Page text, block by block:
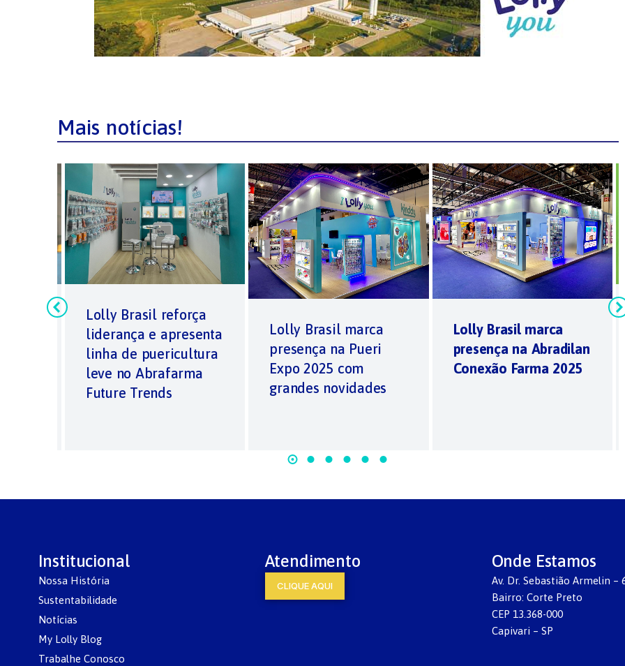
Mais notícias!
Lolly Brasil reforça
liderança e apresenta
linha de puericultura
leve no Abrafarma
Future Trends
Lolly Brasil marca
presença na Pueri
Expo 2025 com
grandes novidades
Lolly Brasil marca
presença na Abradilan
Conexão Farma 2025
Institucional
Nossa História
Sustentabilidade
Notícias
My Lolly Blog
Trabalhe Conosco
Atendimento
CLIQUE AQUI
Onde Estamos
Av. Dr. Sebastião Armelin –
Bairro: Corte Preto
CEP 13.368-000
Capivari – SP